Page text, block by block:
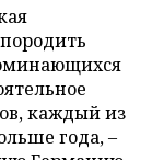
каждый из
года, –